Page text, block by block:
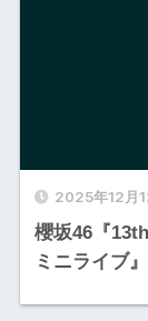
2025年12月
櫻坂46『
ミニライブ